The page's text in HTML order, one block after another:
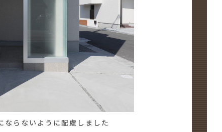
ならないように配慮しました